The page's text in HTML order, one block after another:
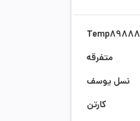
Temp89888
متفرقه
نسل یوسف
کارتن